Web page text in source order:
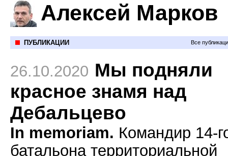
Алексей Марков
ПУБЛИКАЦИИ Все
26.10.2020 Мы подняли
красное знамя над
Дебальцево
In memoriam. Командир 14-
батальона территориальной